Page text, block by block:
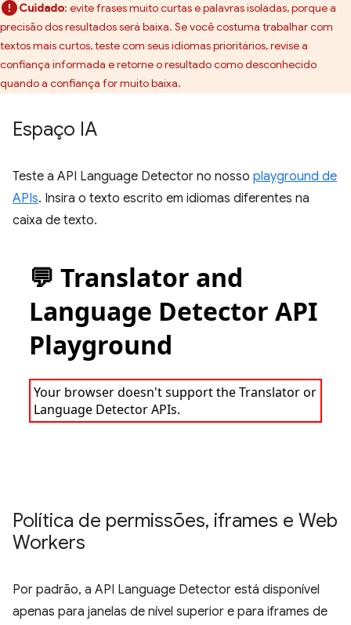
Cuidado: evite frases muito curtas e palavras isoladas, porque a
precisão dos resultados será baixa. Se você costuma trabalhar com
textos mais curtos, teste com seus idiomas prioritários, revise a
confiança informada e retorne o resultado como desconhecido
quando a confiança for muito baixa.
Espaço IA
Teste a API Language Detector no nosso playground de
APIs. Insira o texto escrito em idiomas diferentes na
caixa de texto.
Política de permissões, iframes e Web
Workers
Por padrão, a API Language Detector está disponível
apenas para janelas de nível superior e para iframes de